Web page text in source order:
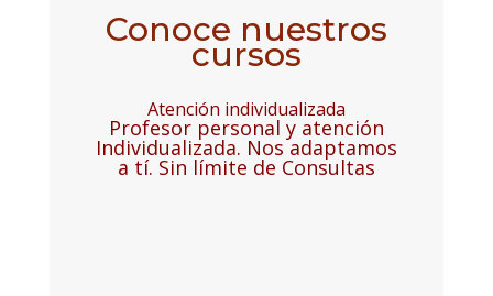
Conoce nuestros
cursos
Atención individualizada
Profesor personal y atención
Individualizada. Nos adaptamos
a tí. Sin límite de Consultas